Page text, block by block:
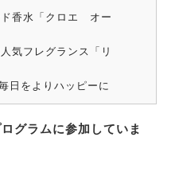
ド香水「クロエ オー
気フレグランス「リ
日をよりハッピーに
グラムに参加していま